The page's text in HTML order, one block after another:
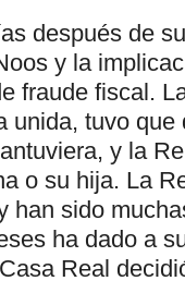
después de
y la
fraude fiscal.
unida, tuvo que
y la
o su hija. La
han sido
ha dado a
Real